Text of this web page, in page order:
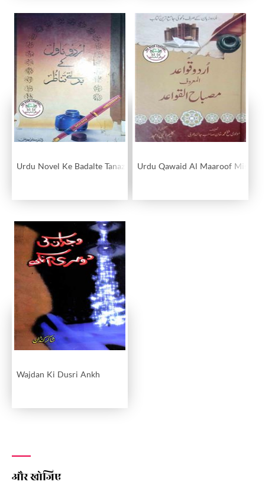
Urdu Novel Ke Badalte Tanazur Urdu Qawaid Al Maaroof
Wajdan Ki Dusri Ankh
और खोजिए